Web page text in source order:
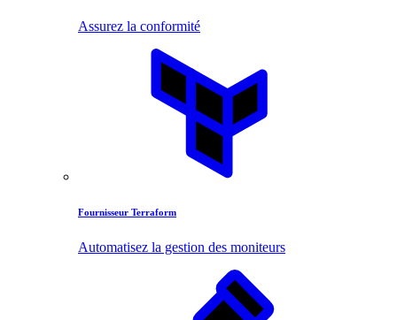
Assurez la conformité
Fournisseur Terraform
Automatisez la gestion des moniteurs